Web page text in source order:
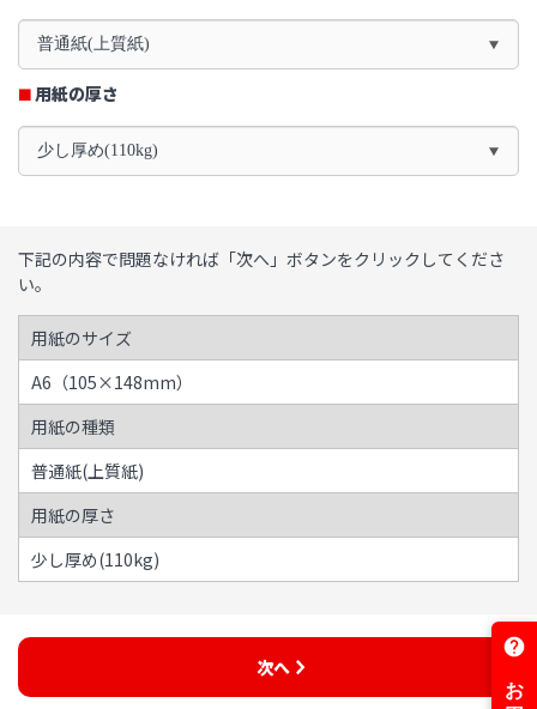
普通紙(上質紙)
用紙の厚さ
少し厚め(110kg)
下記の内容で問題なければ「次へ」ボタンをクリックしてくださ
い。
用紙のサイズ
A6（105×148mm）
用紙の種類
普通紙(上質紙)
用紙の厚さ
少し厚め(110kg)
次へ